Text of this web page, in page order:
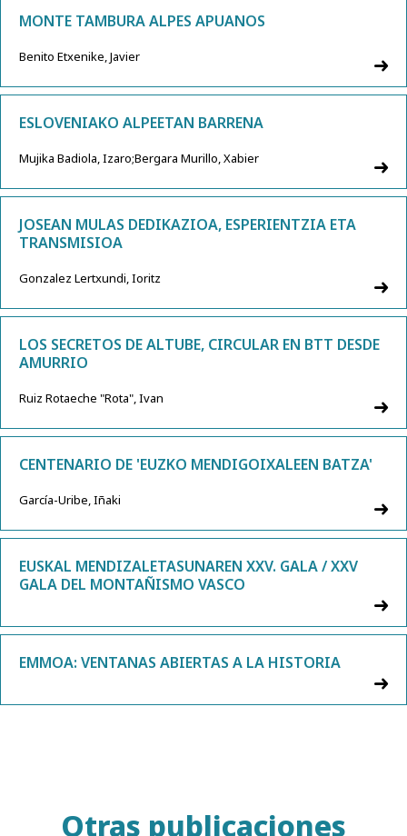
MONTE TAMBURA ALPES APUANOS
Benito Etxenike, Javier
ESLOVENIAKO ALPEETAN BARRENA
Mujika Badiola, Izaro;Bergara Murillo, Xabier
JOSEAN MULAS DEDIKAZIOA, ESPERIENTZIA ETA
TRANSMISIOA
Gonzalez Lertxundi, Ioritz
LOS SECRETOS DE ALTUBE, CIRCULAR EN BTT DESDE
AMURRIO
Ruiz Rotaeche "Rota", Ivan
CENTENARIO DE 'EUZKO MENDIGOIXALEEN BATZA'
García-Uribe, Iñaki
EUSKAL MENDIZALETASUNAREN XXV. GALA / XXV
GALA DEL MONTAÑISMO VASCO
EMMOA: VENTANAS ABIERTAS A LA HISTORIA
Otras publicaciones